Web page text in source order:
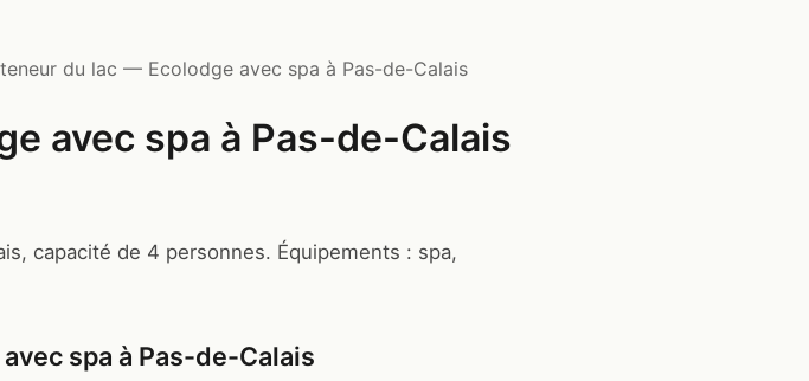
du lac — Ecolodge avec spa à Pas-de-Calais
avec spa à Pas-de-Calais
capacité de 4 personnes. Équipements : spa,
spa à Pas-de-Calais